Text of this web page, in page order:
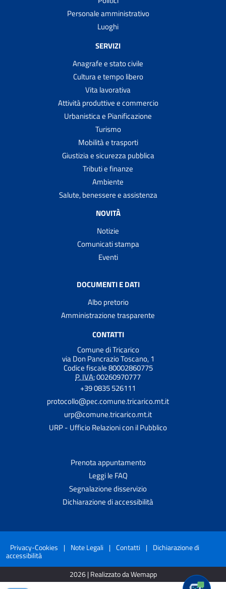
Personale amministrativo
Luoghi
SERVIZI
Anagrafe e stato civile
Cultura e tempo libero
Vita lavorativa
Attività produttive e commercio
Urbanistica e Pianificazione
Turismo
Mobilità e trasporti
Giustizia e sicurezza pubblica
Tributi e finanze
Ambiente
Salute, benessere e assistenza
NOVITÀ
Notizie
Comunicati stampa
Eventi
DOCUMENTI E DATI
Albo pretorio
Amministrazione trasparente
CONTATTI
Comune di Tricarico
via Don Pancrazio Toscano, 1
Codice fiscale 80002860775
P. IVA:00260970777
+39 0835 526111
protocollo@pec.comune.tricarico.mt.it
urp@comune.tricarico.mt.it
URP - Ufficio Relazioni con il Pubblico
Prenota appuntamento
Leggi le FAQ
Segnalazione disservizio
Dichiarazione di accessibilità
Privacy-Cookies | Note Legali | Contatti | Dichiarazione di
accessibilità
2026 | Realizzato da Wemapp